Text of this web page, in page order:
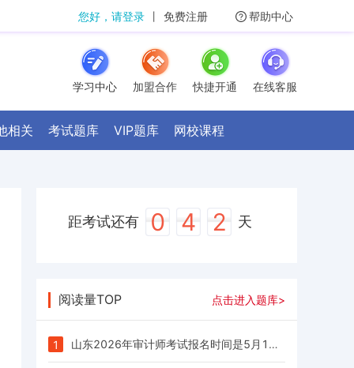
您好，请登录 丨 免费注册 帮助中心
学习中心 加盟合作 快捷开通 在线客服
相关 考试题库 VIP题库 网校课程
距考试还有 0 4 2 天
阅读量TOP 点击进入题库>
1 山东2026年审计师考试报名时间是5月15日9∶00—5月27日16∶00